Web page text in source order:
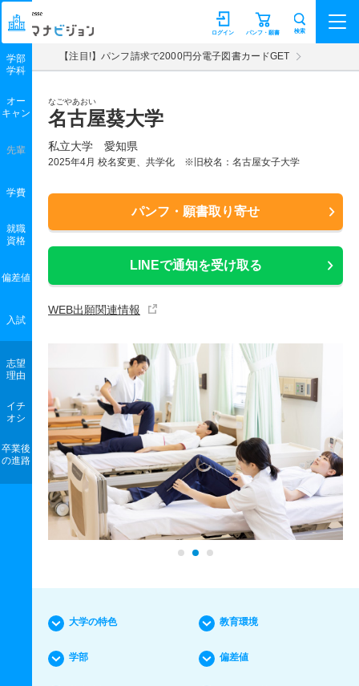
マナビジョン パンフ・願書
ログイン 検索
【注目!】パンフ請求で2000円分電子図書カードGET
なごやあおい
名古屋葵大学
私立大学 愛知県
2025年4月 校名変更、共学化 ※旧校名：名古屋女子大学
パンフ・願書取り寄せ
LINEで通知を受け取る
WEB出願関連情報
学部
学科
オー
キャン
先輩
学費
就職
資格
偏差値
入試
志望
理由
イチ
オシ
卒業後
の進路
大学の特色 教育環境
学部 偏差値